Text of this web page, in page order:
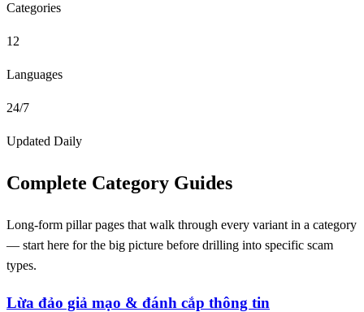
Categories
12
Languages
24/7
Updated Daily
Complete Category Guides
Long-form pillar pages that walk through every variant in a category
— start here for the big picture before drilling into specific scam
types.
Lừa đảo giả mạo & đánh cắp thông tin